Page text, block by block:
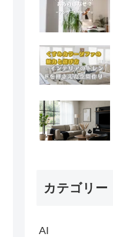
カテゴリー
AI